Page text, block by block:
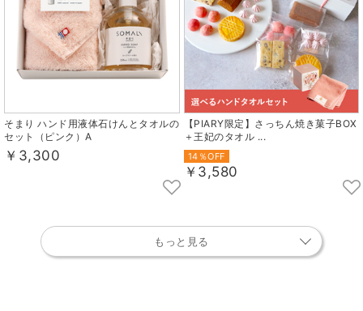
そまり ハンド用液体石けんとタオルの
セット（ピンク）A
￥3,300
【PIARY限定】さっちん焼き菓子BOX
＋王妃のタオル ...
14％OFF
￥3,580
もっと見る